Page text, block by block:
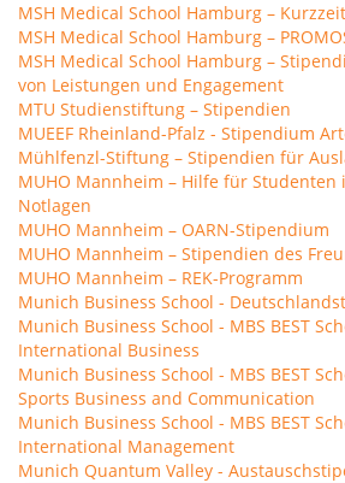
MSH Medical School Hamburg –
MSH Medical School Hamburg –
MSH Medical School Hamburg –
von Leistungen und Engagement
MTU Studienstiftung – Stipendien
MUEEF Rheinland-Pfalz - Stipendium
Mühlfenzl-Stiftung – Stipendien für
MUHO Mannheim – Hilfe für Studenten
Notlagen
MUHO Mannheim – OARN-Stipendium
MUHO Mannheim – Stipendien des
MUHO Mannheim – REK-Programm
Munich Business School -
Munich Business School - MBS BEST
International Business
Munich Business School - MBS BEST
Sports Business and Communication
Munich Business School - MBS BEST
International Management
Munich Quantum Valley -